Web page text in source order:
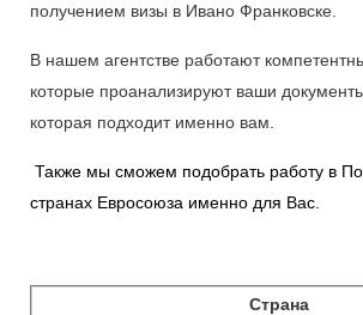
получением визы в Ивано Франковске.
В нашем агентстве работают
которые проанализируют ваши
которая подходит именно вам.
Также мы сможем подобрать работу в
странах Евросоюза именно для Вас.
Страна